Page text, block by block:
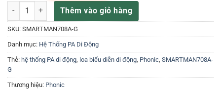
LOA PHONIC Smartman 708A số lượng
Thêm vào giỏ hàng
SKU: SMARTMAN708A-G
Danh mục: Hệ Thống PA Di Động
Thẻ: hệ thống PA di động loa biểu diễn di động Phonic SMARTMAN708A-
G
Thương hiệu: Phonic